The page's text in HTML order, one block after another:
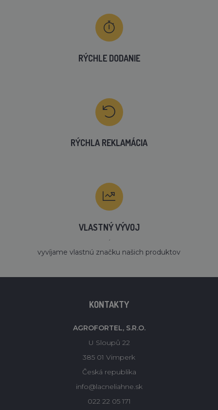
RÝCHLE DODANIE
RÝCHLA REKLAMÁCIA
VLASTNÝ VÝVOJ
´
vyvíjame vlastnú značku našich produktov
KONTAKTY
AGROFORTEL, S.R.O.
U Sloupů 22
385 01 Vimperk
Česká republika
info@lacneliahne.sk
022 22 05 171